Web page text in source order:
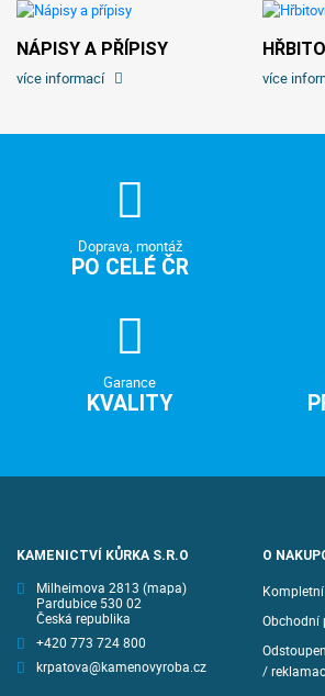
NÁPISY A PŘÍPISY
více informací více
Doprava, montáž
PO CELÉ ČR
Garance
KVALITY
KAMENICTVÍ KŮRKA S.R.O
Milheimova 2813 (mapa)
Pardubice 530 02
Česká republika
+420 773 724 800
krpatova@kamenovyroba.cz
O
Obchodní
/